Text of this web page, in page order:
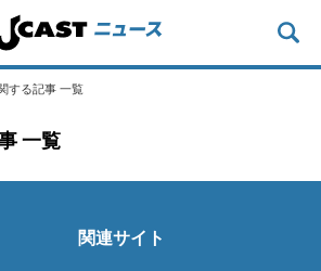
する記事 一覧
一覧
関連サイト